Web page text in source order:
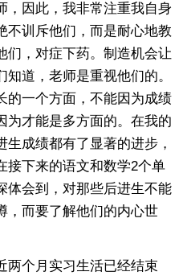
，因此，我非常注重我自身
不训斥他们，而是耐心地教
们，对症下药。制造机会让
道，老师是重视他们的。
的一个方面，不能因为成绩
为才能是多方面的。在我的
成绩都有了显著的进步，
接下来的语文和数学2个单
体会到，对那些后进生不能
，而要了解他们的内心世
个月实习生活已经结束